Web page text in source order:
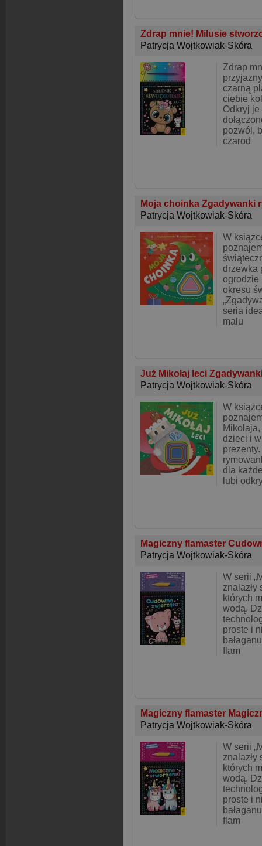
Zdrap mnie! Milusie
Patrycja Wojtkowiak-Skóra
Zdrap
czarną
ciebie
Odkryj
pozwól,
czarod
Moja choinka Zgadywanki
Patrycja Wojtkowiak-Skóra
W
drzewka
ogrodzie
okresu
seria
malu
Już Mikołaj leci
Patrycja Wojtkowiak-Skóra
W
dzieci i
dla
lubi
Magiczny flamaster
Patrycja Wojtkowiak-Skóra
W serii
znalazły
których
wodą.
proste i
flam
Magiczny flamaster
Patrycja Wojtkowiak-Skóra
W serii
znalazły
których
wodą.
proste i
flam